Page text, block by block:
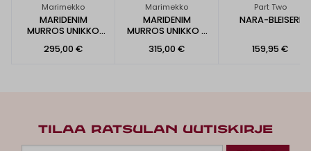
Marimekko
MARIDENIM
MURROS UNIKKO
FARKKUTAKKI
295,00 €
Marimekko
MARIDENIM
MURROS UNIKKO -
315,00 €
Part Two
NARA-BLEISERI
159,95 €
TILAA RATSULAN UUTISKIRJE